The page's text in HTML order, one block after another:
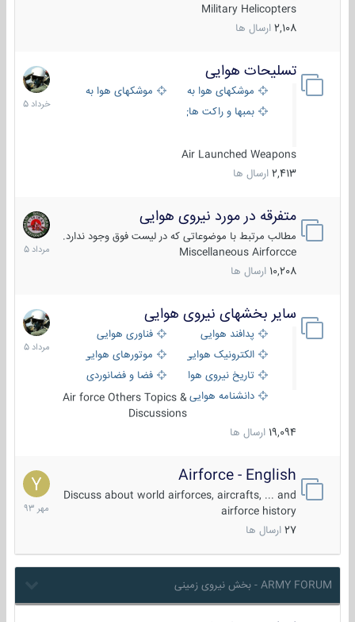
Military Helicopters
2,108 ارسال ها
تسلیحات هوایی
موشکهای هوا به هوا
موشکهای هوا به سطح
بمبها و راکت های هوایی
Air Launched Weapons
2,413 ارسال ها
30
خرداد
1405
متفرقه در مورد نیروی هوایی
مطالب مرتبط با موضوعاتی که در لیست فوق وجود ندارد.
Miscellaneous Airforcce
10,208 ارسال ها
7
مرداد
1405
سایر بخشهای نیروی هوایی
پدافند هوایی
فناوری هوایی
الکترونیک هوایی
موتورهای هوایی
تاریخ نیروی هوایی
فضا و فضانوردی
دانشنامه هواییAir force Others Topics &
Discussions
19,094 ارسال ها
2
مرداد
1405
Airforce - English
Discuss about world airforces, aircrafts, ... and
airforce history
27 ارسال ها
15
مهر
1393
ARMY FORUM - بخش نیروی زمینی